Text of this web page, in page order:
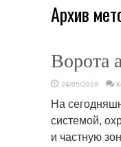
Архив
Ворота
24/05/2019
На
системой,
и частную